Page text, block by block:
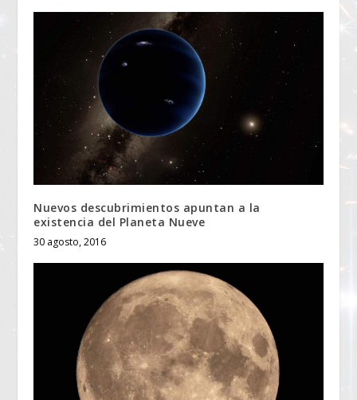
Nuevos descubrimientos apuntan a la
existencia del Planeta Nueve
30 agosto, 2016